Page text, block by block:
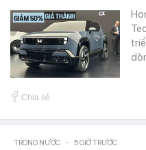
Chia sẻ
TRONG NƯỚC - 5 GIỜ TRƯỚC